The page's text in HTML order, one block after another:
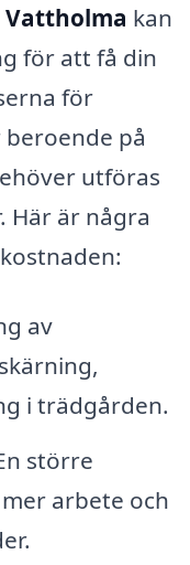
kan
för att få din
för
på
utföras
Här är några
av
i trädgården.
större
arbete och